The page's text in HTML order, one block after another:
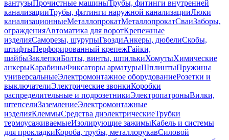
вантузыПрочистные машиныТрубы, фитинги внутренней
канализацииТрубы, фитинги наружной канализацииЛюки
канализационныеМеталлопрокатМеталлопрокатСваиЗаборы,
огражденияАвтоматика для воротКрепежные
изделияСаморезы, шурупыГвоздиАнкеры, дюбелиСкобы,
штифтыПерфорированный крепежГайки,
шайбыЗаклепкиБолты, винты, шпилькиХомутыХимические
анкерыКарабиныФиксаторы арматурыШплинтыПружины
универсальныеЭлектромонтажное оборудованиеРозетки и
выключателиЭлектрические звонкиКоробки
распределительные и подрозетникиЭлектропатроныВилки,
штепселиЗаземлениеЭлектромонтажные
изделияКлеммыСредства диэлектрическиеТрубки
термоусаживаемыеИзолирующие зажимыКабель и системы
для прокладкиКороба, трубы, металлорукавСиловой